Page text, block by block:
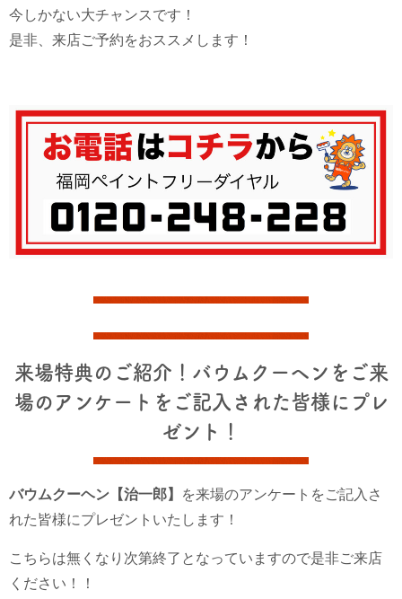
今しかない大チャンスです！
是非、来店ご予約をおススメします！
来場特典のご紹介！バウムクーヘンをご来
場のアンケートをご記入された皆様にプレ
ゼント！
バウムクーヘン【治一郎】
を来場のアンケートをご記入さ
れた皆様にプレゼントいたします！
こちらは無くなり次第終了となっていますので是非ご来店
ください！！